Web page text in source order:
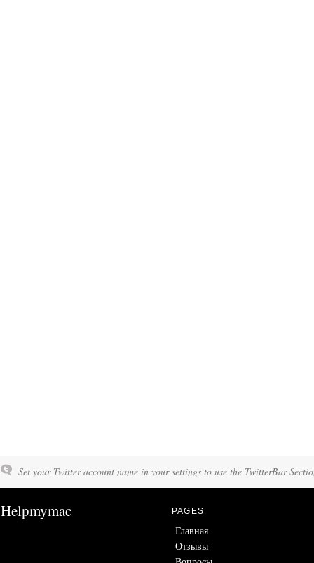
Set your Twitter account name in your settings to use the TwitterBar
Helpmymac PAGES
Главная
Отзывы